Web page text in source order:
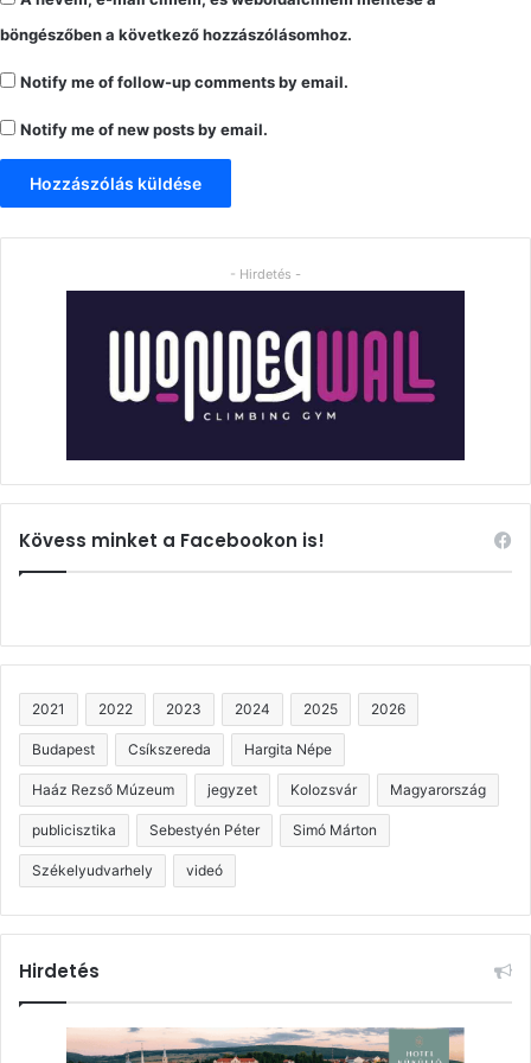
böngészőben a következő hozzászólásomhoz.
Notify me of follow-up comments by email.
Notify me of new posts by email.
- Hirdetés -
Kövess minket a Facebookon is!
2021 2022 2023 2024 2025 2026
Budapest Csíkszereda Hargita Népe
Haáz Rezső Múzeum jegyzet Kolozsvár Magyarország
publicisztika Sebestyén Péter Simó Márton
Székelyudvarhely videó
Hirdetés